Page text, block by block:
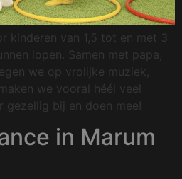
kinderen van 1,5 tot en met 3
lopen. Samen met papa,
we op vrolijke muziek,
we vooral héél veel
gezellig bij en doen mee!
in Marum